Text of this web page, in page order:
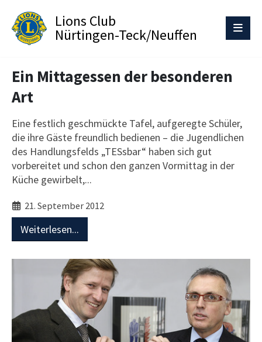
Lions Club
Nürtingen-Teck/Neuffen
Ein Mittagessen der besonderen
Art
Eine festlich geschmückte Tafel, aufgeregte Schüler,
die ihre Gäste freundlich bedienen – die Jugendlichen
des Handlungsfelds „TESsbar“ haben sich gut
vorbereitet und schon den ganzen Vormittag in der
Küche gewirbelt,...
21. September 2012
Weiterlesen...